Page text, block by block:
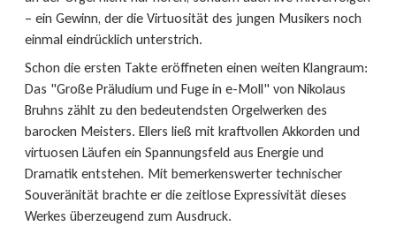
– ein Gewinn, der die Virtuosität des jungen Musikers noch
einmal eindrücklich unterstrich.
Schon die ersten Takte eröffneten einen weiten Klangraum:
Das "Große Präludium und Fuge in e-Moll" von Nikolaus
Bruhns zählt zu den bedeutendsten Orgelwerken des
barocken Meisters. Ellers ließ mit kraftvollen Akkorden und
virtuosen Läufen ein Spannungsfeld aus Energie und
Dramatik entstehen. Mit bemerkenswerter technischer
Souveränität brachte er die zeitlose Expressivität dieses
Werkes überzeugend zum Ausdruck.